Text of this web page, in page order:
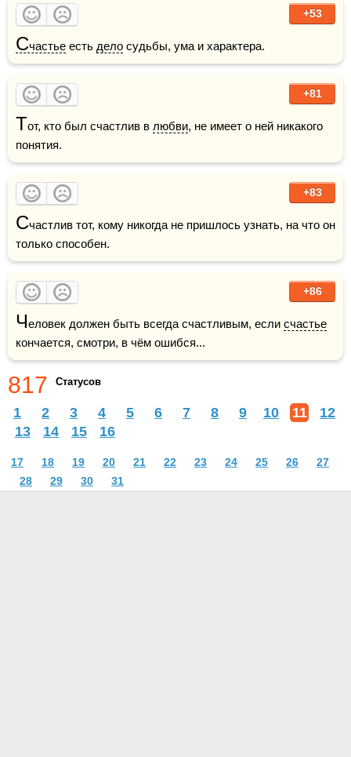
+53
Счастье есть дело судьбы, ума и характера.
+81
Тот, кто был счастлив в любви, не имеет о ней никакого
понятия.
+83
Счастлив тот, кому никогда не пришлось узнать, на что он
только способен.
+86
Человек должен быть всегда счастливым, если счастье
кончается, смотри, в чём ошибся...
817 Статусов
1 2 3 4 5 6 7 8 9 10 11
12
13
14 15 16
17 18 19 20 21 22 23 24 25 26
27
28
29 30 31